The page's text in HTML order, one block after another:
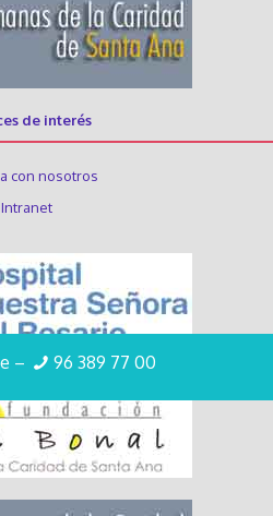
– 96 389 77 00
de interés
con nosotros
Intranet